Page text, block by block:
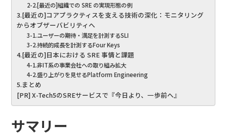
2-2.[最近の]組織での SRE の実現形態の例
3.[最近の]コアプラクティスを支える技術の深化：モニタリング
からオブザーバビリティへ
3-1.ユーザーの期待・満足を計測するSLI
3-2.持続的成長を計測するFour Keys
4.[最近の]日本における SRE 事情と課題
4-1.非IT系の事業会社への取り組み拡大
4-2.盛り上がりを見せるPlatform Engineering
5.まとめ
[PR] X-Tech5のSREサービスで『今日より、一歩前へ』
サマリー